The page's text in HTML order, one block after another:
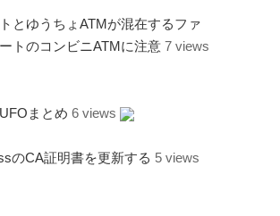
とゆうちょATMが混在するファ
トのコンビニATMに注意 7 views
まとめ 6 views
のCA証明書を更新する 5 views